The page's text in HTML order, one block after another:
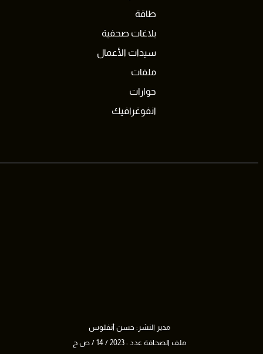
طاقة
بلاغات صحفية
سيدات الأعمال
ملفات
حوارات
انفوغرافيك
مدير النشر: حسن أنفلوس
ملف الصحافة عدد : 2023 / 14 / ص ح